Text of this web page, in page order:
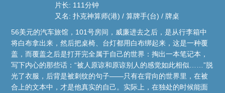
片长: 111分钟
又名: 扑克神算师(港) / 算牌手(台) / 牌桌
56美元的汽车旅馆，101号房间，威廉进去之后，是从行李箱中
将白布拿出来，然后把桌椅、台灯都用白布绑起来，这是一种覆
盖，而覆盖之后是打开完全属于自己的世界：掏出一本笔记本，
写下内心的那些话：“被人原谅和原谅别人的感觉如此相似……”脱
光了衣服，后背是被刺纹的句子——只有在背向的世界里，在被
合上的文本中，才是他真实的自己。实际上，在独处的时候能面